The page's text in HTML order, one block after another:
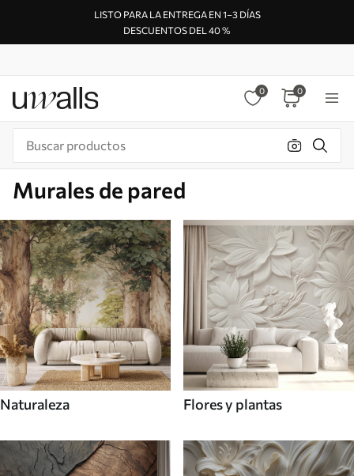
LISTO PARA LA ENTREGA EN 1–3 DÍAS
DESCUENTOS DEL 40 %
0 0
Murales de pared
Naturaleza Flores y plantas